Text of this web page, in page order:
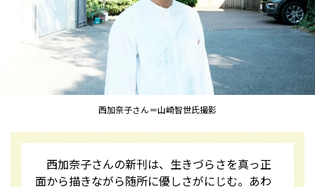
西加奈子さん＝山崎智世氏撮影
西加奈子さんの新刊は、生きづらさを真っ正
面から描きながら随所に優しさがにじむ。あわ